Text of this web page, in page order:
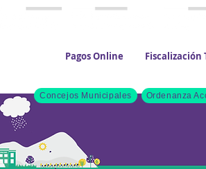
Pagos Online Fiscalización
Concejos Municipales Ordenanza